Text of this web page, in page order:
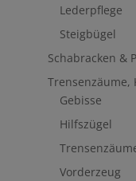
Lederpflege
Steigbügel
Schabracken &
Trensenzäume,
Gebisse
Hilfszügel
Vorderzeug